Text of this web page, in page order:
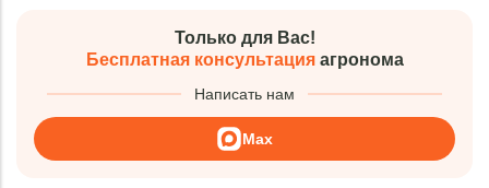
Только для Вас!
Бесплатная консультацияагронома
Написать нам
Max